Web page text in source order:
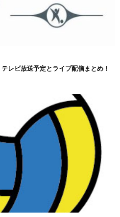
レビ放送予定とライブ配信まとめ！